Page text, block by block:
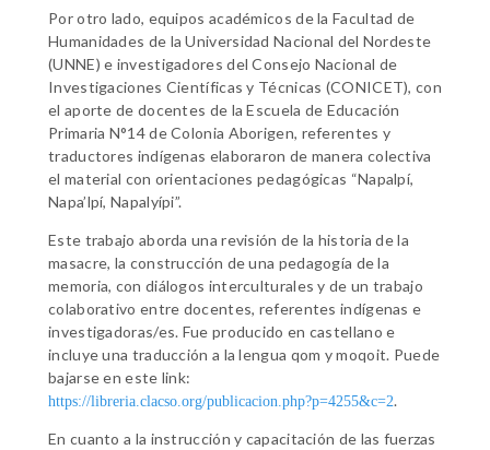
Por otro lado, equipos académicos de la Facultad de
Humanidades de la Universidad Nacional del Nordeste
(UNNE) e investigadores del Consejo Nacional de
Investigaciones Científicas y Técnicas (CONICET), con
el aporte de docentes de la Escuela de Educación
Primaria N°14 de Colonia Aborigen, referentes y
traductores indígenas elaboraron de manera colectiva
el material con orientaciones pedagógicas “Napalpí,
Napa’lpí, Napalyípi”.
Este trabajo aborda una revisión de la historia de la
masacre, la construcción de una pedagogía de la
memoria, con diálogos interculturales y de un trabajo
colaborativo entre docentes, referentes indígenas e
investigadoras/es. Fue producido en castellano e
incluye una traducción a la lengua qom y moqoit. Puede
bajarse en este link:
https://libreria.clacso.org/publicacion.php?p=4255&c=2.
En cuanto a la instrucción y capacitación de las fuerzas